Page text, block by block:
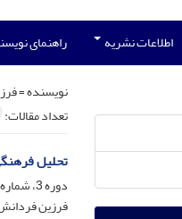
اطلاعات نشریه راهنمای
نویسنده =
تعداد مقالات:
تحلیل
دوره 3، شماره 5، مرداد 1393، صفحه
فرزین